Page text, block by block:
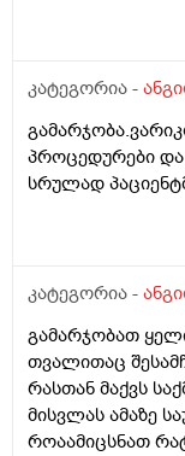
ვიზუალურად
კატეგორია -
პროცედურები
სრულად
კატეგორია -
გამარჯობათ
თვალითაც
რასთან მაქვს
მისვლას ამაზე
როაამიცსნათ